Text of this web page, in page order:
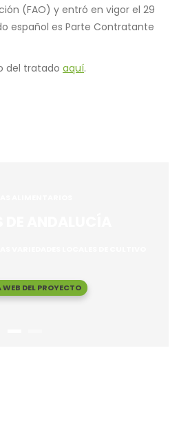
(FAO) y entró en vigor el 29
español es Parte Contratante
del tratado aquí.
DEL PROYECTO